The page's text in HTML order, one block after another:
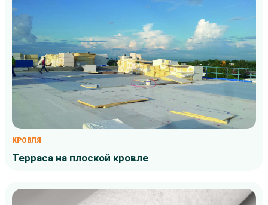
КРОВЛЯ
Терраса на плоской кровле